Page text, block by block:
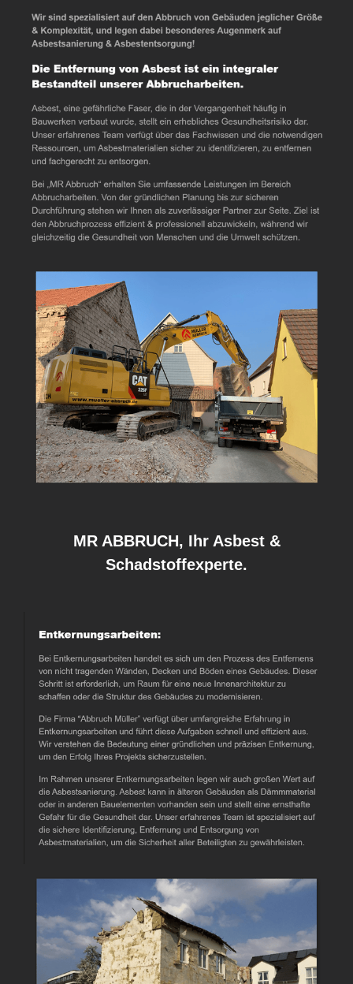
MR ABBRUCH, Ihr Asbest &
Schadstoffexperte.